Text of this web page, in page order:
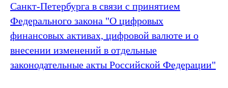
Санкт‑Петербурга в связи с принятием
Федерального закона "О цифровых
финансовых активах, цифровой валюте и о
внесении изменений в отдельные
законодательные акты Российской Федерации"